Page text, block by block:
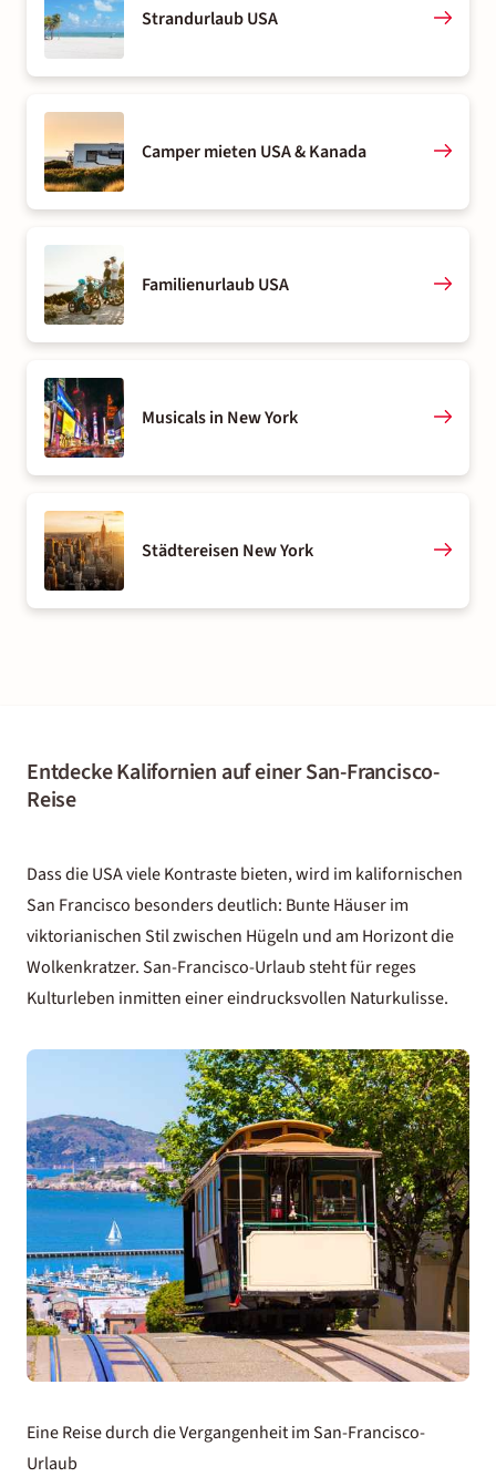
Strandurlaub USA
Camper mieten USA & Kanada
Familienurlaub USA
Musicals in New York
Städtereisen New York
Entdecke Kalifornien auf einer San-Francisco-
Reise
Dass dieUSAviele Kontraste bieten, wird im kalifornischen
San Francisco besonders deutlich: Bunte Häuser im
viktorianischen Stil zwischen Hügeln und am Horizont die
Wolkenkratzer. San-Francisco-Urlaub steht für reges
Kulturleben inmitten einer eindrucksvollen Naturkulisse.
Eine Reise durch die Vergangenheit im San-Francisco-
Urlaub